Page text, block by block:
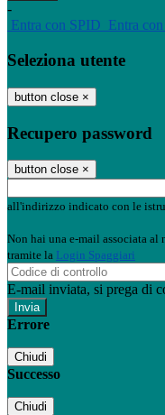
-
Entra con SPID Entra
Seleziona utente
button close ×
Recupero password
button close ×
all'indirizzo indicato con le
Non hai una e-mail associata al
tramite la Login Spaggiari
E-mail inviata, si prega di
Errore
Chiudi
Successo
Chiudi